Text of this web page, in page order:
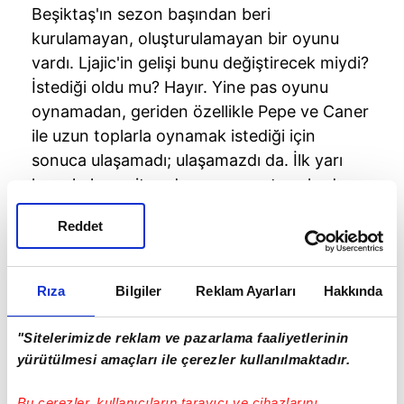
Rıza Bilgiler Reklam Ayarları Hakkında
"Sitelerimizde reklam ve pazarlama faaliyetlerinin
yürütülmesi amaçları ile çerezler kullanılmaktadır.
Reddet
Beşiktaş'ın sezon başından beri
kurulamayan, oluşturulamayan bir oyunu
vardı. Ljajic'in gelişi bunu değiştirecek miydi?
İstediği oldu mu? Hayır. Yine pas oyunu
oynamadan, geriden özellikle Pepe ve Caner
ile uzun toplarla oynamak istediği için
sonuca ulaşamadı; ulaşamazdı da. İlk yarı
karşı kaleye gitmeden oyunu orta sahada
sıkıştırmak isteyen Malatyaspor'un istediği
oldu. Orta sahada pas ile oyun kuracaksanız;
bu risk ve beceri işidir, bunu yapacak iki
oyuncu var: Oğuzhan ve Ljajic. İki sezon
bugün ise daha farklı olarak uzun top ve
direkt kenar atakları ile kaleye gitmek